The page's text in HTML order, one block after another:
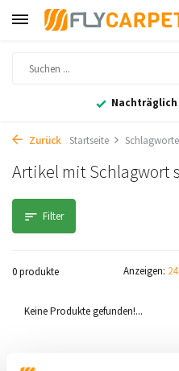
Nachträglich
Zurück Startseite Schlagworte
Artikel mit Schlagwort
Filter
0 produkte Anzeigen:
Keine Produkte gefunden!...